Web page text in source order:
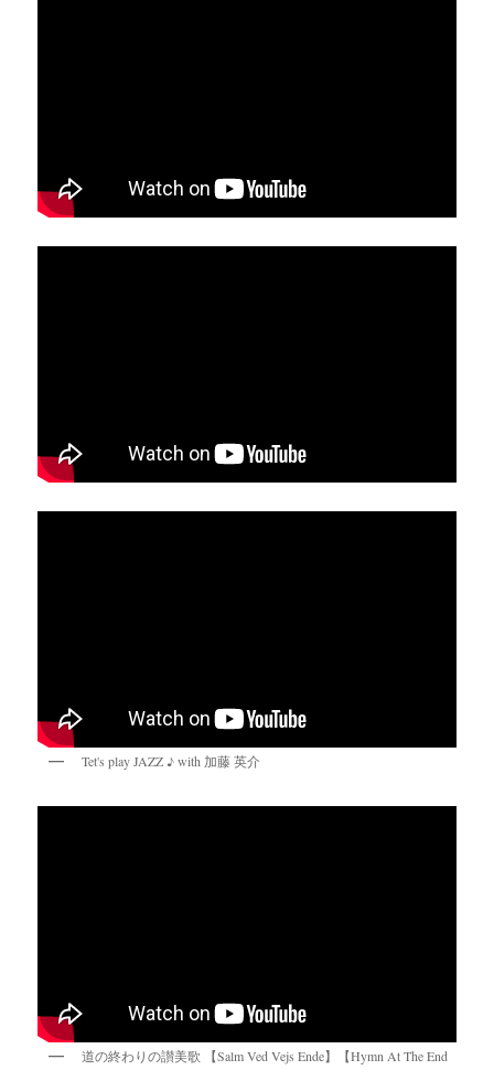
Tet's play JAZZ ♪ with 加藤 英介
道の終わりの讃美歌 【Salm Ved Vejs Ende】【Hymn At The End